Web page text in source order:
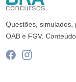
Questões, simulados,
OAB e FGV.